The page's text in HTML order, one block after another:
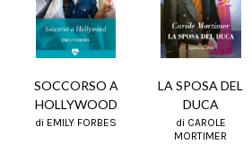
SOCCORSO A
HOLLYWOOD
di EMILY FORBES
LA SPOSA DEL
DUCA
di CAROLE
MORTIMER